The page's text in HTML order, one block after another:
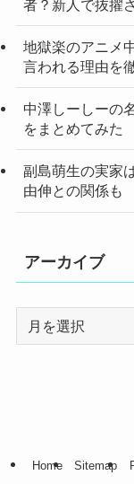
者？新人で抜擢
地獄楽のアニメ
言われる理由を
中澤しーしーの
をまとめてみた
副島萌生の実家
由伸との関係も
アーカイブ
Home Sitemap